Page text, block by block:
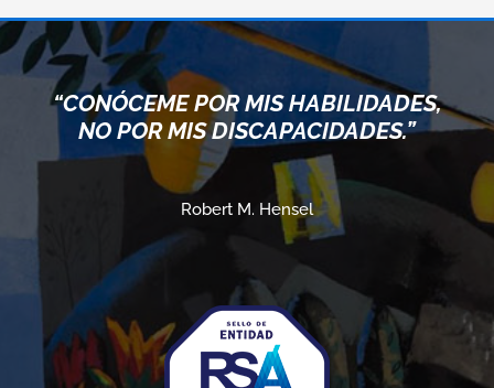
“CONÓCEME POR MIS HABILIDADES,
NO POR MIS DISCAPACIDADES.”
Robert M. Hensel